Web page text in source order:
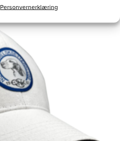
Personvernerklæring